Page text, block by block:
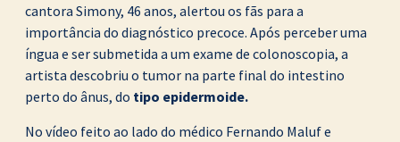
cantora Simony, 46 anos, alertou os fãs para a
importância do diagnóstico precoce. Após perceber uma
íngua e ser submetida a um exame de colonoscopia, a
artista descobriu o tumor na parte final do intestino
perto do ânus, do tipo epidermoide.
No vídeo feito ao lado do médico Fernando Maluf e